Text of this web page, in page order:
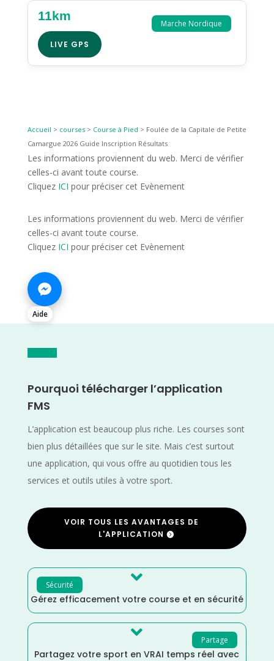
Marche Nordique
11km
LIVE GPS
Accueil > courses> Course à Pied > Foulée de la Capitale de Petite
Camargue 2026 Guide Inscription Résultats
Les informations proviennent du web. Merci de vérifier
celles-ci avant toute course.
Cliquez ICI pour préciser cet Evènement
Les informations proviennent du web. Merci de vérifier
celles-ci avant toute course.
Cliquez ICI pour préciser cet Evènement
Aide
Pourquoi télécharger l’application
FMS
L’application est beaucoup plus riche. Les courses sont
bien plus détaillées que sur le site. Mais c’est surtout
une application, qui vous offre au quotidien tous les
services et outils utiles à votre sport.
VOIR TOUS LES AVANTAGES DE
L'APPLICATION
Sécurité 
Gérez efficacement votre course et en sécurité
Partage

Partagez votre sport en VRAI temps réel avec